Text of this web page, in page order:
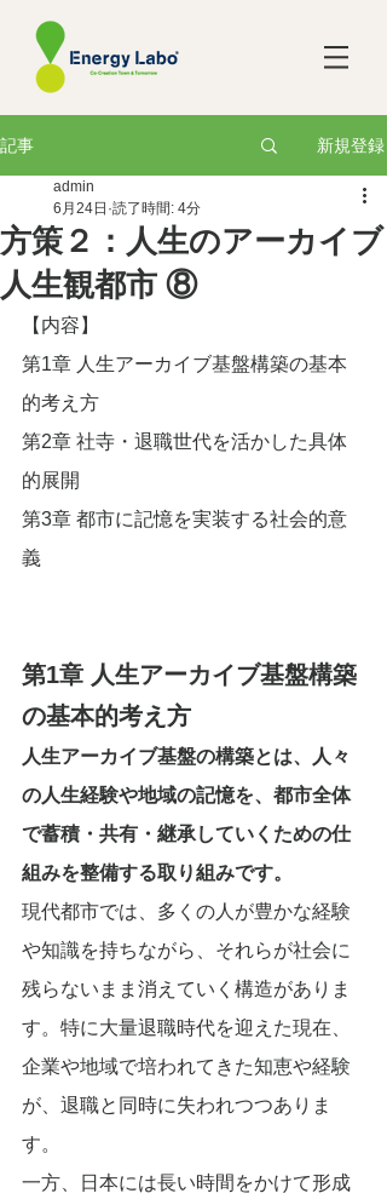
記事 新規登録
方策２：人生のアーカイブ
人生観都市 ⑧
admin
6月24日 読了時間: 4分
【内容】
第1章 人生アーカイブ基盤構築の基本
的考え方
第2章 社寺・退職世代を活かした具体
的展開
第3章 都市に記憶を実装する社会的意
義
第1章 人生アーカイブ基盤構築
の基本的考え方
人生アーカイブ基盤の構築とは、人々
の人生経験や地域の記憶を、都市全体
で蓄積・共有・継承していくための仕
組みを整備する取り組みです。
現代都市では、多くの人が豊かな経験
や知識を持ちながら、それらが社会に
残らないまま消えていく構造がありま
す。特に大量退職時代を迎えた現在、
企業や地域で培われてきた知恵や経験
が、退職と同時に失われつつありま
す。
一方、日本には長い時間をかけて形成